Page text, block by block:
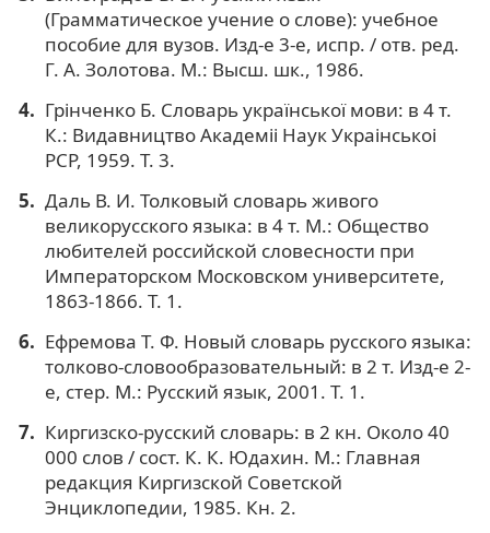
(Грамматическое учение о слове): учебное
пособие для вузов. Изд-е 3-е, испр. / отв. ред.
Г. А. Золотова. М.: Высш. шк., 1986.
Грінченко Б. Словарь української мови: в 4 т.
К.: Видавництво Академii Наук Украiнськоi
РСР, 1959. Т. 3.
Даль В. И. Толковый словарь живого
великорусского языка: в 4 т. М.: Общество
любителей российской словесности при
Императорском Московском университете,
1863-1866. Т. 1.
Ефремова Т. Ф. Новый словарь русского языка:
толково-словообразовательный: в 2 т. Изд-е 2-
е, стер. М.: Русский язык, 2001. Т. 1.
Киргизско-русский словарь: в 2 кн. Около 40
000 слов / сост. К. К. Юдахин. М.: Главная
редакция Киргизской Советской
Энциклопедии, 1985. Кн. 2.